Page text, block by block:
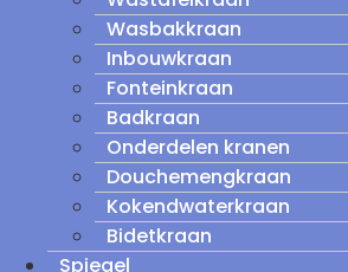
Wasbakkraan
Inbouwkraan
Fonteinkraan
Badkraan
Onderdelen kranen
Douchemengkraan
Kokendwaterkraan
Bidetkraan
Spiegel